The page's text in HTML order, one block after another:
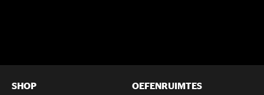
SHOP
OEFENRUIMTES